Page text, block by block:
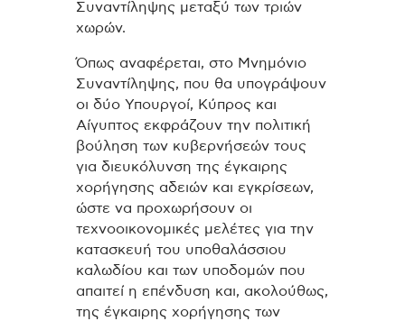
Συναντίληψης μεταξύ των τριών
χωρών.
Όπως αναφέρεται, στο Μνημόνιο
Συναντίληψης, που θα υπογράψουν
οι δύο Υπουργοί, Κύπρος και
Αίγυπτος εκφράζουν την πολιτική
βούληση των κυβερνήσεών τους
για διευκόλυνση της έγκαιρης
χορήγησης αδειών και εγκρίσεων,
ώστε να προχωρήσουν οι
τεχνοοικονομικές μελέτες για την
κατασκευή του υποθαλάσσιου
καλωδίου και των υποδομών που
απαιτεί η επένδυση και, ακολούθως,
της έγκαιρης χορήγησης των